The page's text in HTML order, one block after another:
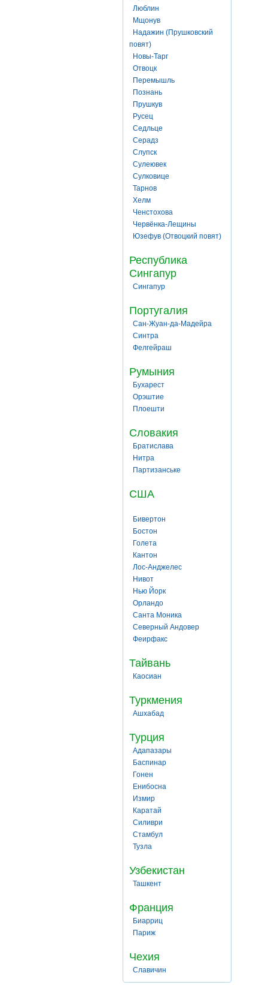
Люблин
Мщонув
Надажин (Прушковский
повят)
Новы-Тарг
Отвоцк
Перемышль
Познань
Прушкув
Русец
Седльце
Серадз
Слупск
Сулеювек
Сулковице
Тарнов
Хелм
Ченстохова
Червёнка-Лещины
Юзефув (Отвоцкий повят)
Республика
Сингапур
Сингапур
Португалия
Сан-Жуан-да-Мадейра
Синтра
Фелгейраш
Румыния
Бухарест
Орэштие
Плоешти
Словакия
Братислава
Нитра
Партизанське
США
Бивертон
Бостон
Голета
Кантон
Лос-Анджелес
Нивот
Нью Йорк
Орландо
Санта Моника
Северный Андовер
Феирфакс
Тайвань
Каосиан
Туркмения
Ашхабад
Турция
Адапазары
Баспинар
Гонен
Енибосна
Измир
Каратай
Силиври
Стамбул
Тузла
Узбекистан
Ташкент
Франция
Биарриц
Париж
Чехия
Славичин